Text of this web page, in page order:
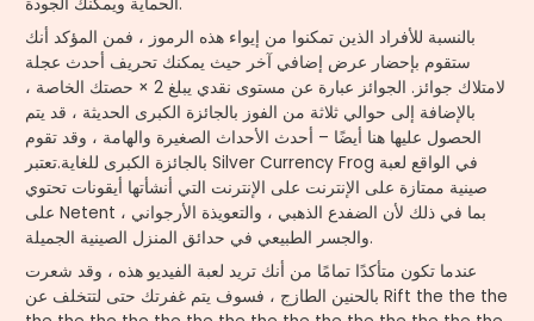
بالنسبة للأفراد الذين تمكنوا من إيواء هذه الرموز ، فمن المؤكد أنك
ستقوم بإحضار عرض إضافي آخر حيث يمكنك تحريف أحدث عجلة
لامتلاك جوائز. الجوائز عبارة عن مستوى نقدي يبلغ 2 × حصتك الخاصة ،
بالإضافة إلى حوالي ثلاثة من الفوز بالجائزة الكبرى الحديثة ، قد يتم
الحصول عليها هنا أيضًا – أحدث الأحداث الصغيرة والهامة ، وقد تقوم
بالجائزة الكبرى للغاية.تعتبر Silver Currency Frog في الواقع لعبة
صينية ممتازة على الإنترنت على الإنترنت التي أنشأتها أيقونات تحتوي
على Netent بما في ذلك لأن الضفدع الذهبي ، والتعويذة الأرجواني ،
والجسر الطبيعي في حدائق المنزل الصينية الجميلة.
عندما تكون متأكدًا تمامًا من أنك تريد لعبة الفيديو هذه ، وقد شعرت
بالحنين الطازج ، فسوف يتم غفرتك حتى لتتخلف عن Rift the the the